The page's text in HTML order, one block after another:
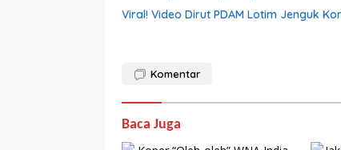
Viral! Video Dirut PDAM Lotim Jenguk
Komentar
Baca Juga